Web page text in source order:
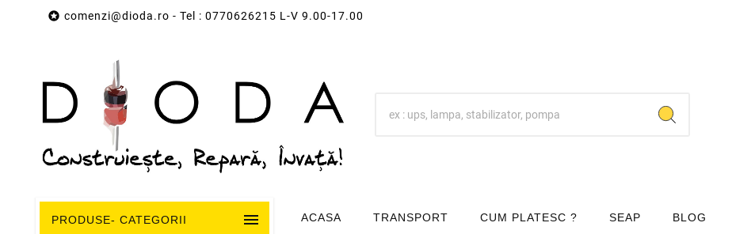
 comenzi@dioda.ro - Tel : 0770626215 L-V 9.00-17.00
PRODUSE- CATEGORII  ACASA TRANSPORT CUM PLATESC ? SEAP BLOG